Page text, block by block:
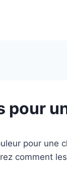
pour
pour une
comment